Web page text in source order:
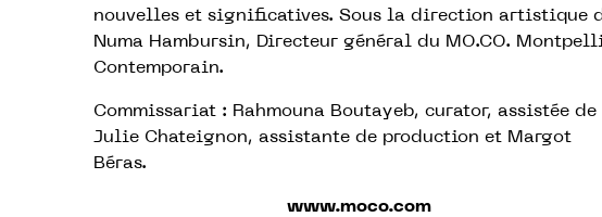
nouvelles et significatives. Sous la direction artistique
Numa Hambursin, Directeur général du MO.CO.
Contemporain.
Commissariat : Rahmouna Boutayeb, curator, assistée de
Julie Chateignon, assistante de production et Margot
Béras.
www.moco.com